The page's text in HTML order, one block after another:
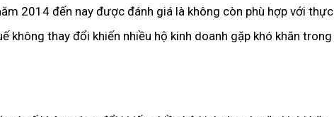
2014 đến nay được đánh giá là không còn phù hợp với thực
thay đổi khiến nhiều hộ kinh doanh gặp khó khăn trong